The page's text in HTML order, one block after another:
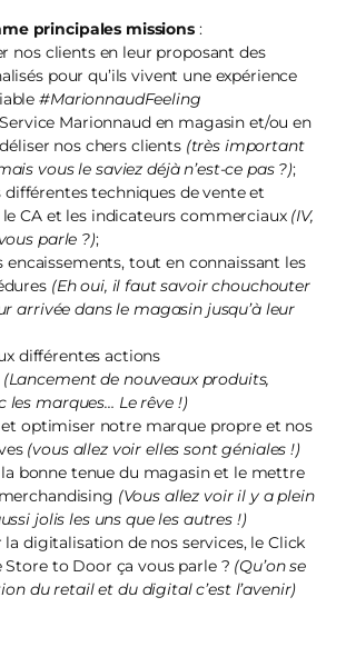
principales missions:
clients en leur proposant des
pour qu’ils vivent une expérience
#MarionnaudFeeling
Marionnaud en magasin et/ou en
nos chers clients (très important
vous le saviez déjà n’est-ce pas ?);
techniques de vente et
CA et les indicateurs commerciaux (IV,
parle ?);
tout en connaissant les
(Eh oui, il faut savoir chouchouter
arrivée dans le magasin jusqu’à leur
différentes actions
(Lancement de nouveaux produits,
les marques… Le rêve !)
optimiser notre marque propre et nos
(vous allez voir elles sont géniales !)
bonne tenue du magasin et le mettre
(Vous allez voir il y a plein
jolis les uns que les autres !)
digitalisation de nos services, le Click
Store to Door ça vous parle ? (Qu’on se
du retail et du digital c’est l’avenir)